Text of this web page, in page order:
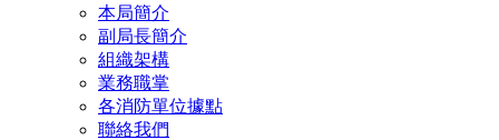
本局簡介
副局長簡介
組織架構
業務職掌
各消防單位據點
聯絡我們